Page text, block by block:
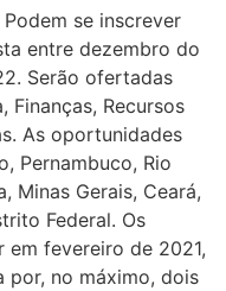
se inscrever
entre dezembro do
Serão ofertadas
Finanças, Recursos
As oportunidades
Pernambuco, Rio
Minas Gerais, Ceará,
Federal. Os
fevereiro de 2021,
por, no máximo, dois